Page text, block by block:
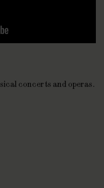
concerts and operas.